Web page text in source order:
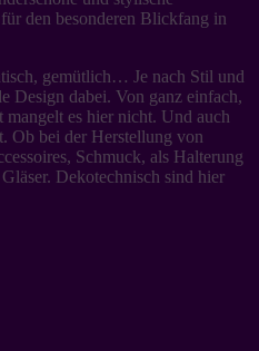
den besonderen Blickfang in
gemütlich… Je nach Stil und
Design dabei. Von ganz einfach,
es hier nicht. Und auch
Ob bei der Herstellung von
Schmuck, als Halterung
Dekotechnisch sind hier